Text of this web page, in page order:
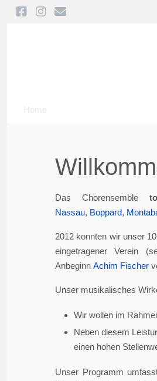
Home
Das Chorensemble
Nassau, Boppard,
2012 konnten wir unser
eingetragener Verein
Anbeginn Achim Fischer
Unser musikalisches
Wir wollen im
Neben diesem
einen hohen
Unser Programm